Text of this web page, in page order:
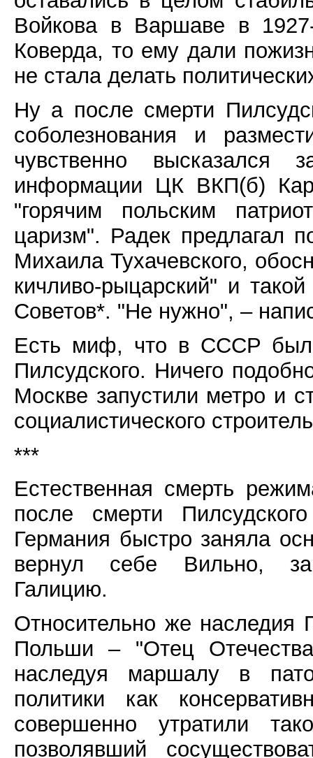
Войкова в Варшаве в
Коверда, то ему дали
не стала делать
Ну а после смерти
соболезнования и
чувственно высказался
информации ЦК ВКП(б)
"горячим польским
царизм". Радек предлагал
Михаила Тухачевского,
кичливо-рыцарский" и
Советов*. "Не нужно", –
Есть миф, что в СССР был
Пилсудского. Ничего
Москве запустили метро и
социалистического
***
Естественная смерть
после смерти
Германия быстро заняла
вернул себе Вильно,
Галицию.
Относительно же наследия
Польши – "Отец
наследуя маршалу в
политики как
совершенно утратили
позволявший